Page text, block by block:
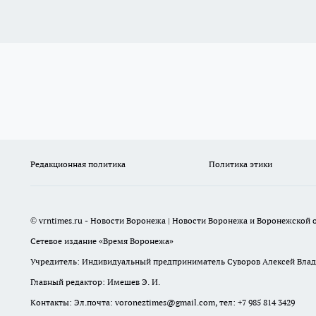
Редакционная политика Политика этики
© vrntimes.ru - Новости Воронежа | Новости Воронежа и Воронежской
Сетевое издание «Время Воронежа»
Учредитель: Индивидуальный предприниматель Суворов Алексей
Главный редактор: Имешев Э. И.
Контакты: Эл.почта: voroneztimes@gmail.com, тел: +7 985 814 3429